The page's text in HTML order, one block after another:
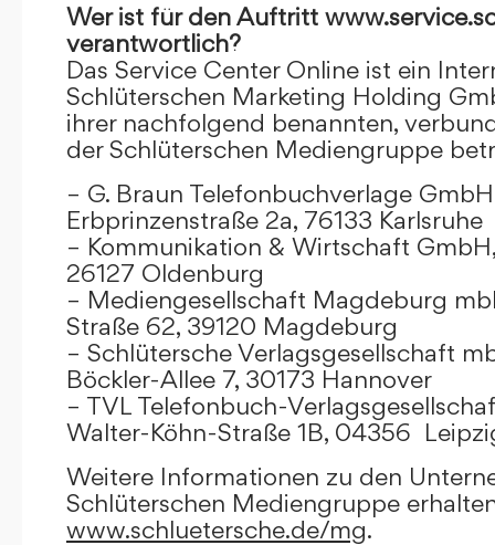
Wer ist für den Auftritt
verantwortlich?
Das Service Center Online ist ein
Schlüterschen Marketing Holding
ihrer nachfolgend benannten,
der Schlüterschen Mediengruppe
– G. Braun Telefonbuchverlage GmbH
Erbprinzenstraße 2a, 76133 Karlsruhe
– Kommunikation & Wirtschaft
26127 Oldenburg
– Mediengesellschaft Magdeburg
Straße 62, 39120 Magdeburg
– Schlütersche Verlagsgesellschaft
Böckler-Allee 7, 30173 Hannover
– TVL Telefonbuch-
Walter-Köhn-Straße 1B, 04356
Weitere Informationen zu den
Schlüterschen Mediengruppe
www.schluetersche.de/mg.